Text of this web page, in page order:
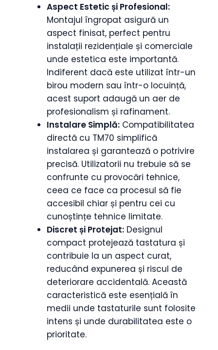
Aspect Estetic și Profesional:
Montajul îngropat asigură un
aspect finisat, perfect pentru
instalații rezidențiale și comerciale
unde estetica este importantă.
Indiferent dacă este utilizat într-un
birou modern sau într-o locuință,
acest suport adaugă un aer de
profesionalism și rafinament.
Instalare Simplă: Compatibilitatea
directă cu TM70 simplifică
instalarea și garantează o potrivire
precisă. Utilizatorii nu trebuie să se
confrunte cu provocări tehnice,
ceea ce face ca procesul să fie
accesibil chiar și pentru cei cu
cunoștințe tehnice limitate.
Discret și Protejat: Designul
compact protejează tastatura și
contribuie la un aspect curat,
reducând expunerea și riscul de
deteriorare accidentală. Această
caracteristică este esențială în
medii unde tastaturile sunt folosite
intens și unde durabilitatea este o
prioritate.